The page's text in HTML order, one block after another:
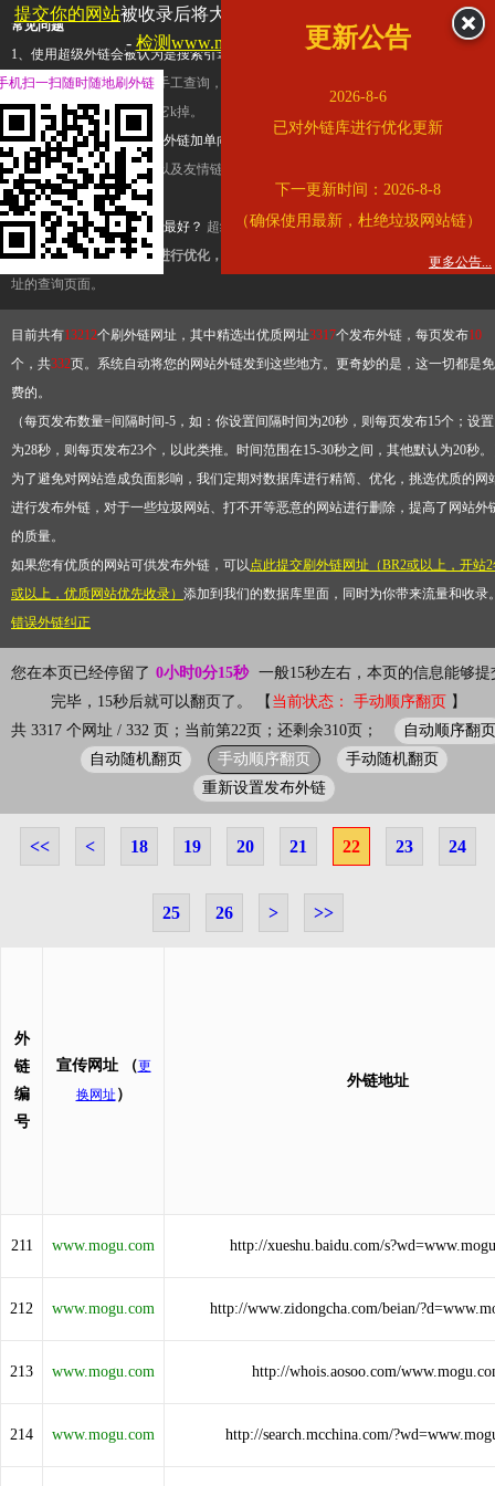
常见问题
1、使用超级外链会被认为是搜索引擎优化作弊吗？ 超级外链只是一个简便而集成
查询工具，模拟的是正常手工查询，不是作弊。如果是作弊，那您可以使用超级外
推广竞争对手的网址，让它k掉。
2、网站优化单纯依靠超级外链加单向链接可行吗？
链，需要结合普通的外链以及友情链接，您可以到站长论坛发布外链，到友情链接
台交换友情链接。
3、如何使用超级外链效果最好？ 超级外链不同于普通的外链，它是动态的链接，
有频繁使用超级外链工具进行优化，才能获得稳定的外链
，最终使搜索引擎收录带
址的查询页面。
目前共有13212个刷外链网址，其中精选出优质网址3317个发布外链，每页发布10
个，共332页。系统自动将您的网站外链发到这些地方。更奇妙的是，这一切都是免
费的。
（每页发布数量=间隔时间-5，如：你设置间隔时间为20秒，则每页发布15个；设置
为28秒，则每页发布23个，以此类推。时间范围在15-30秒之间，其他默认为20秒
为了避免对网站造成负面影响，我们定期对数据库进行精简、优化，挑选优质的网
进行发布外链，对于一些垃圾网站、打不开等恶意的网站进行删除，提高了网站外
的质量。
如果您有优质的网站可供发布外链，可以点此提交刷外链网址（BR2或以上，开站
或以上，优质网站优先收录） 添加到我们的数据库里面，同时为你带来流量和收录
错误外链纠正
您在本页已经停留了 0小时0分15秒 一般15秒左右，本页的信息能够提
完毕，15秒后就可以翻页了。 【 当前状态： 手动顺序翻页 】
共 3317 个网址 / 332 页；当前第22页；还剩余310页；
自动顺序翻页
自动随机翻页
手动顺序翻页
手动随机翻页
重新设置发布外链
<< < 18 19 20 21 22 23 24
25 26 > >>
外
链
编
号
宣传网址 （更
换网址 ）
外链地址
211 www.mogu.com http://xueshu.baidu.com/
212 www.mogu.com http://www.zidongcha.com/beian/
213 www.mogu.com http://whois.aosoo.com/
214 www.mogu.com http://search.mcchina.com/
提交你的网站被收录后将大幅提升流量和外链，
查看展示页面
- 检测www.mogu.com是否收录更新公告
2026-8-6
已对外链库进行优化更新
下一更新时间：2026-8-8
（确保使用最新，杜绝垃圾网站链）
更多公告...
机扫一扫随时随地刷外链